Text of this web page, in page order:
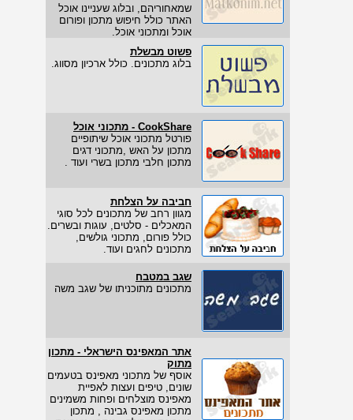
שמאחוריהם, ובלוג שעניינו אוכל
האתר כולל חיפוש מתכון ופורום
אוכל ומתכוני אוכל.
פשוט מבשלת
בלוג מתכונים. כולל ארכיון מסווג.
CookShare - מתכוני אוכל
פורטל מתכוני אוכל שיתופיים
מתכון על האש ,מתכוני דגים
מתכון חלבי מתכון בשרי ועוד .
חביבה על הצלחת
מגוון רחב של מתכונים לכל סוגי
המאכלים - סלטים, עוגות ובשרים.
כולל פורום, מתכוני גולשים,
מתכונים לחגים ועוד.
שגב במטבח
מתכונים מתוכניתו של שגב משה
אתר המאפינס הישראלי - מתכון
מתוק
אוסף של מתכוני מאפינס בטעמים
שונים, טיפים ועצות לאפיית
מאפינס מוצלחים ופחות משמינים
מתכון מאפינס גבינה , מתכון